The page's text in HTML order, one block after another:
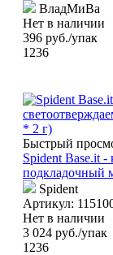
ВладМиВа
Нет в наличии
396 руб./упак
1236
Быстрый
Spident Base.it
подкладочный
Spident
Артикул:
Нет в наличии
3 024 руб./упак
1236